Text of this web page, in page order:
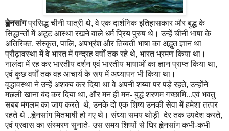
ह्वेनसांगप्रसिद्ध चीनी यात्री थे,वे एक दार्शनिक इतिहासकार और बुद्ध के
सिद्धान्तों में अटूट आस्था रखने वाले धर्म प्रिय पुरुष थे। उन्हें चीनी भाषा के
अतिरिक्त,संस्कृत,पालि, अपभ्रंश और तिब्बती भाषा का अद्भुत ज्ञान था
प्रौढ़ावस्था में वे भारत में पन्द्रह वर्षों तक रहे थे, भारत भ्रमण किया था।
नालंदा में रह कर भारतीय दर्शन एवं भारतीय भाषाओं का ज्ञान प्राप्त किया था,
एवं कुछ वर्षों तक वह आचार्य के रूप में अध्यापन भी किया था।
वृद्धावस्था ने उन्हें अशक्य कर दिया था वे अपनी शय्या पर पड़े रहते,उन्होंने
मछली खाना बंद कर दिया था, और मन ही मन- बुद्धं शरणम गच्छामि...एवं भवतु
सबब मंगलम का जाप करते थे,उनके दो एक शिष्य उनकी सेवा में हमेशा तत्पर
रहते थे ..ह्वेनसांग मितभाषी हो गए थे। संध्या समय थोड़ी देर तक उपदेश करते,
एवं प्रवास का संस्मरण सुनाते- उस समय शिष्यों से घिर ह्वेनसांग कभी-कभी